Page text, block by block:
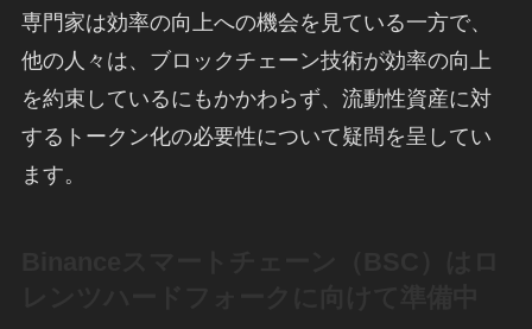
専門家は効率の向上への機会を見ている一方で、
他の人々は、ブロックチェーン技術が効率の向上
を約束しているにもかかわらず、流動性資産に対
するトークン化の必要性について疑問を呈してい
ます。